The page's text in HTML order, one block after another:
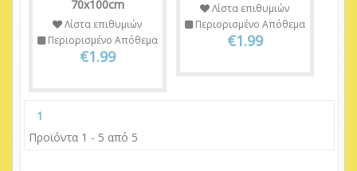
70x100cm
Λίστα επιθυμιών
Περιορισμένο Απόθεμα
€1.99
Λίστα επιθυμιών
Περιορισμένο Απόθεμα
€1.99
1
Προϊόντα 1 - 5 από 5